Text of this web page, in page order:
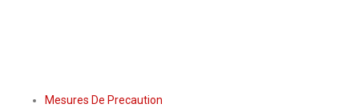
Mesures De Precaution